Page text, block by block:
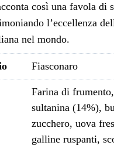
così una favola di
l’eccellenza
nel mondo.
Fiasconaro
Farina di
sultanina (14%),
zucchero, uova
galline ruspanti,